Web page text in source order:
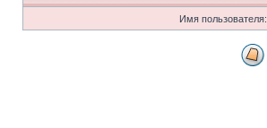
Имя пользователя: